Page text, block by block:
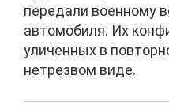
передали военному
автомобиля. Их
уличенных в
нетрезвом виде.